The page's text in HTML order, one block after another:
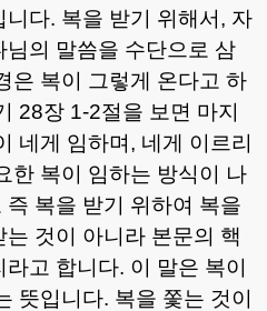
니다. 복을 받기 위해서 , 자
의 말씀을 수단으로 삼
은 복이 그렇게 온다고 하
28장 1-2절을 보면 마지
네게 임하며 , 네게 이르리
한 복이 임하는 방식이 나
복을 받기 위하여 복을
것이 아니라 본문의 핵
라고 합니다. 이 말은 복이
뜻입니다. 복을 쫓는 것이